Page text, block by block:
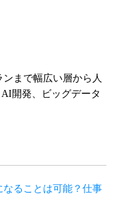
まで幅広い層から人
開発、ビッグデータ
ることは可能？仕事